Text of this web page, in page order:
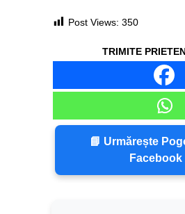
Post Views: 350
TRIMITE
📘 Urmărește
Facebook